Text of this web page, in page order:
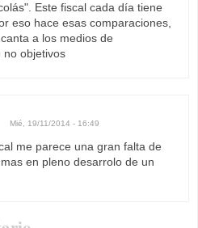
Este fiscal cada día tiene
eso hace esas comparaciones,
a los medios de
no objetivos
Mié, 19/11/2014 - 16:49
me parece una gran falta de
en pleno desarrolo de un